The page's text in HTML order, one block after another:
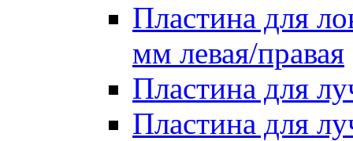
Пластина для
мм левая/правая
Пластина для
Пластина для